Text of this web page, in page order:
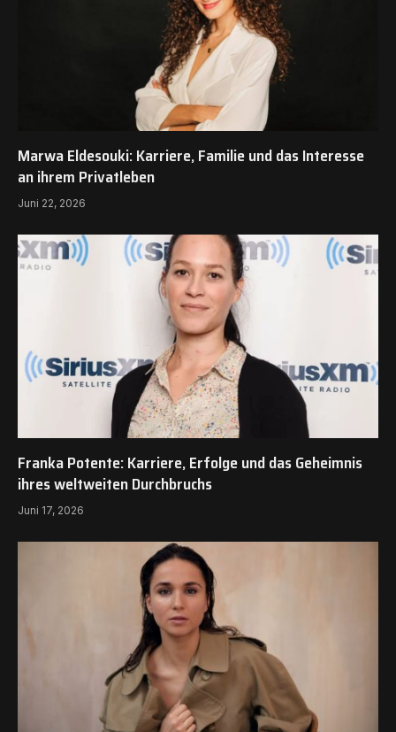
Marwa Eldesouki: Karriere, Familie und das Interesse
an ihrem Privatleben
Juni 22, 2026
Franka Potente: Karriere, Erfolge und das Geheimnis
ihres weltweiten Durchbruchs
Juni 17, 2026